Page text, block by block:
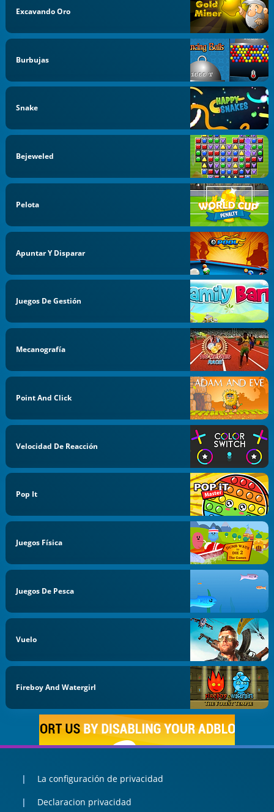
Excavando Oro
Burbujas
Snake
Bejeweled
Pelota
Apuntar Y Disparar
Juegos De Gestión
Mecanografía
Point And Click
Velocidad De Reacción
Pop It
Juegos Física
Juegos De Pesca
Vuelo
Fireboy And Watergirl
La configuración de privacidad
Declaracion privacidad